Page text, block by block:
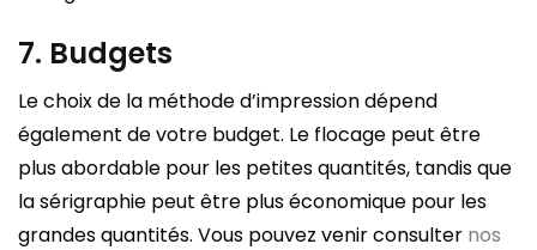
7. Budgets
Le choix de la méthode d’impression dépend
également de votre budget. Le flocage peut être
plus abordable pour les petites quantités, tandis que
la sérigraphie peut être plus économique pour les
grandes quantités. Vous pouvez venir consulter nos